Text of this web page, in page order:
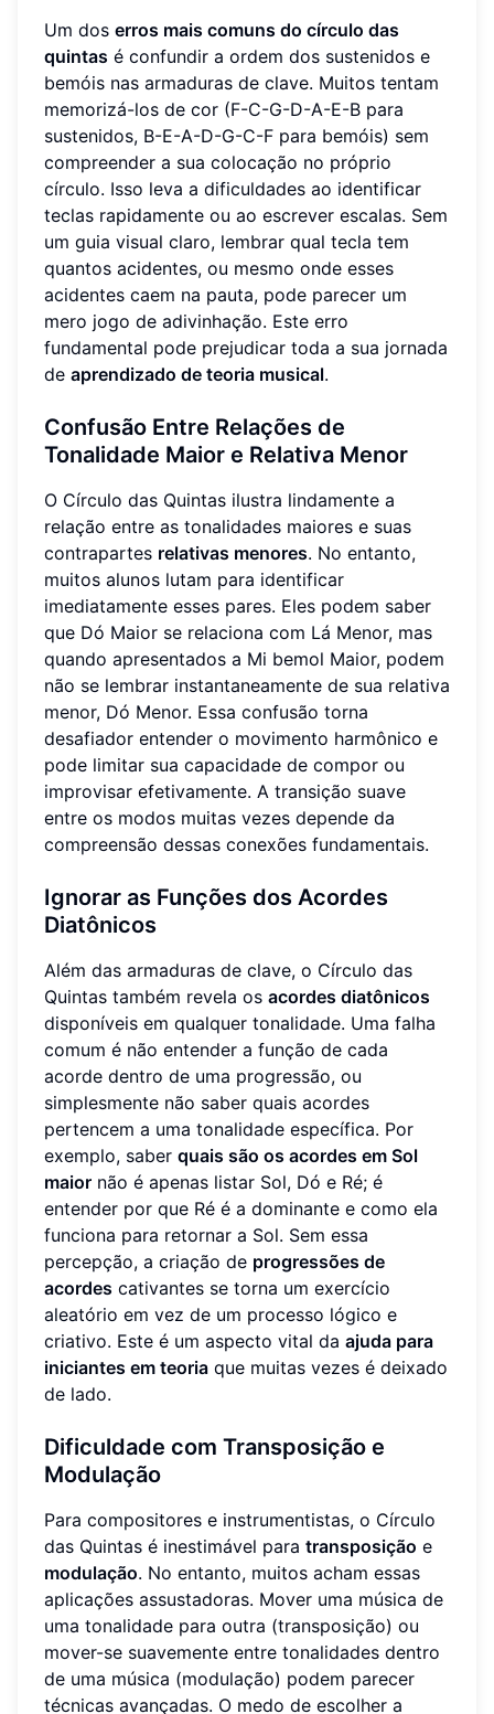
Um dos erros mais comuns do círculo das
quintas é confundir a ordem dos sustenidos e
bemóis nas armaduras de clave. Muitos tentam
memorizá-los de cor (F-C-G-D-A-E-B para
sustenidos, B-E-A-D-G-C-F para bemóis) sem
compreender a sua colocação no próprio
círculo. Isso leva a dificuldades ao identificar
teclas rapidamente ou ao escrever escalas. Sem
um guia visual claro, lembrar qual tecla tem
quantos acidentes, ou mesmo onde esses
acidentes caem na pauta, pode parecer um
mero jogo de adivinhação. Este erro
fundamental pode prejudicar toda a sua jornada
de aprendizado de teoria musical.
Confusão Entre Relações de
Tonalidade Maior e Relativa Menor
O Círculo das Quintas ilustra lindamente a
relação entre as tonalidades maiores e suas
contrapartes relativas menores. No entanto,
muitos alunos lutam para identificar
imediatamente esses pares. Eles podem saber
que Dó Maior se relaciona com Lá Menor, mas
quando apresentados a Mi bemol Maior, podem
não se lembrar instantaneamente de sua relativa
menor, Dó Menor. Essa confusão torna
desafiador entender o movimento harmônico e
pode limitar sua capacidade de compor ou
improvisar efetivamente. A transição suave
entre os modos muitas vezes depende da
compreensão dessas conexões fundamentais.
Ignorar as Funções dos Acordes
Diatônicos
Além das armaduras de clave, o Círculo das
Quintas também revela os acordes diatônicos
disponíveis em qualquer tonalidade. Uma falha
comum é não entender a função de cada
acorde dentro de uma progressão, ou
simplesmente não saber quais acordes
pertencem a uma tonalidade específica. Por
exemplo, saber quais são os acordes em Sol
maior não é apenas listar Sol, Dó e Ré; é
entender por que Ré é a dominante e como ela
funciona para retornar a Sol. Sem essa
percepção, a criação de progressões de
acordes cativantes se torna um exercício
aleatório em vez de um processo lógico e
criativo. Este é um aspecto vital da ajuda para
iniciantes em teoria que muitas vezes é deixado
de lado.
Dificuldade com Transposição e
Modulação
Para compositores e instrumentistas, o Círculo
das Quintas é inestimável para transposição e
modulação. No entanto, muitos acham essas
aplicações assustadoras. Mover uma música de
uma tonalidade para outra (transposição) ou
mover-se suavemente entre tonalidades dentro
de uma música (modulação) podem parecer
técnicas avançadas. O medo de escolher a